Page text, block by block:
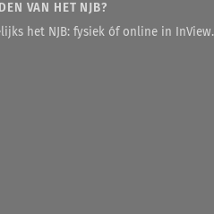
VAN HET NJB?
het NJB: fysiek óf online in InView.